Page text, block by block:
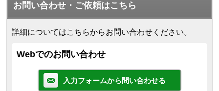
お問い合わせ・ご依頼はこちら
詳細についてはこちらからお問い合わせください。
Webでのお問い合わせ
入力フォームから問い合わせる